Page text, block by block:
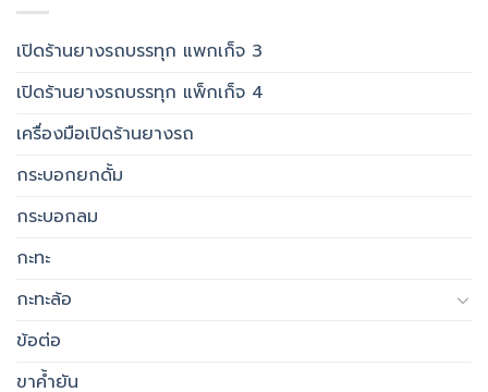
เปิดร้านยางรถบรรทุก แพกเก็จ 3
เปิดร้านยางรถบรรทุก แพ็กเก็จ 4
เครื่องมือเปิดร้านยางรถ
กระบอกยกดั้ม
กระบอกลม
กะทะ
กะทะล้อ
ข้อต่อ
ขาค้ำยัน